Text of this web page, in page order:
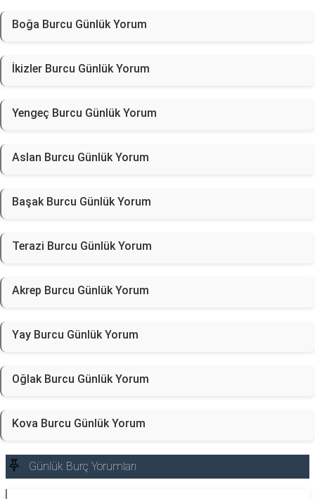
Boğa Burcu Günlük Yorum
İkizler Burcu Günlük Yorum
Yengeç Burcu Günlük Yorum
Aslan Burcu Günlük Yorum
Başak Burcu Günlük Yorum
Terazi Burcu Günlük Yorum
Akrep Burcu Günlük Yorum
Yay Burcu Günlük Yorum
Oğlak Burcu Günlük Yorum
Kova Burcu Günlük Yorum
Günlük Burç Yorumları